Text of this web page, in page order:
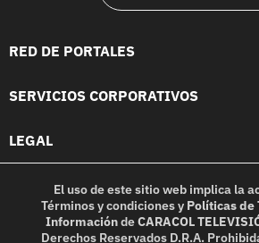
RED DE PORTALES
SERVICIOS CORPORATIVOS
LEGAL
El uso de este sitio web implica la
Términos y condicionesy Políticas de
InformacióndeCARACOL
Derechos Reservados D.R.A.